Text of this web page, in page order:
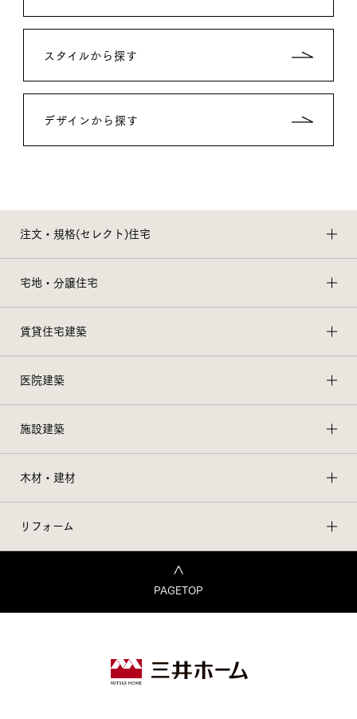
スタイルから探す
デザインから探す
注文・規格(セレクト)住宅
宅地・分譲住宅
賃貸住宅建築
医院建築
施設建築
木材・建材
リフォーム
PAGETOP